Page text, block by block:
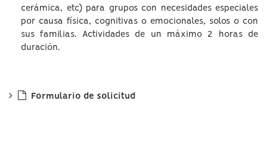
cerámica, etc) para grupos con necesidades especiales
por causa física, cognitivas o emocionales, solos o con
sus familias. Actividades de un máximo 2 horas de
duración.
Formulario de solicitud